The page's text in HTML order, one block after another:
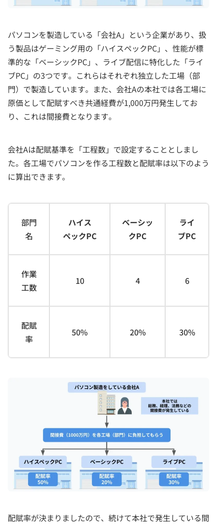
パソコンを製造している「会社A」という企業があり、扱
う製品はゲーミング用の「ハイスペックPC」、性能が標
準的な「ベーシックPC」、ライブ配信に特化した「ライ
ブPC」の3つです。これらはそれぞれ独立した工場（部
門）で製造しています。また、会社Aの本社では各工場に
原価として配賦すべき共通経費が1,000万円発生してお
り、これは間接費となります。
会社Aは配賦基準を「工程数」で設定することとしまし
た。各工場でパソコンを作る工程数と配賦率は以下のよう
に算出できます。
部門
名
ハイス
ペックPC
ベーシッ
クPC
ライ
ブPC
作業
工数
10 4 6
配賦
率
50% 20% 30%
配賦率が決まりましたので、続けて本社で発生している間